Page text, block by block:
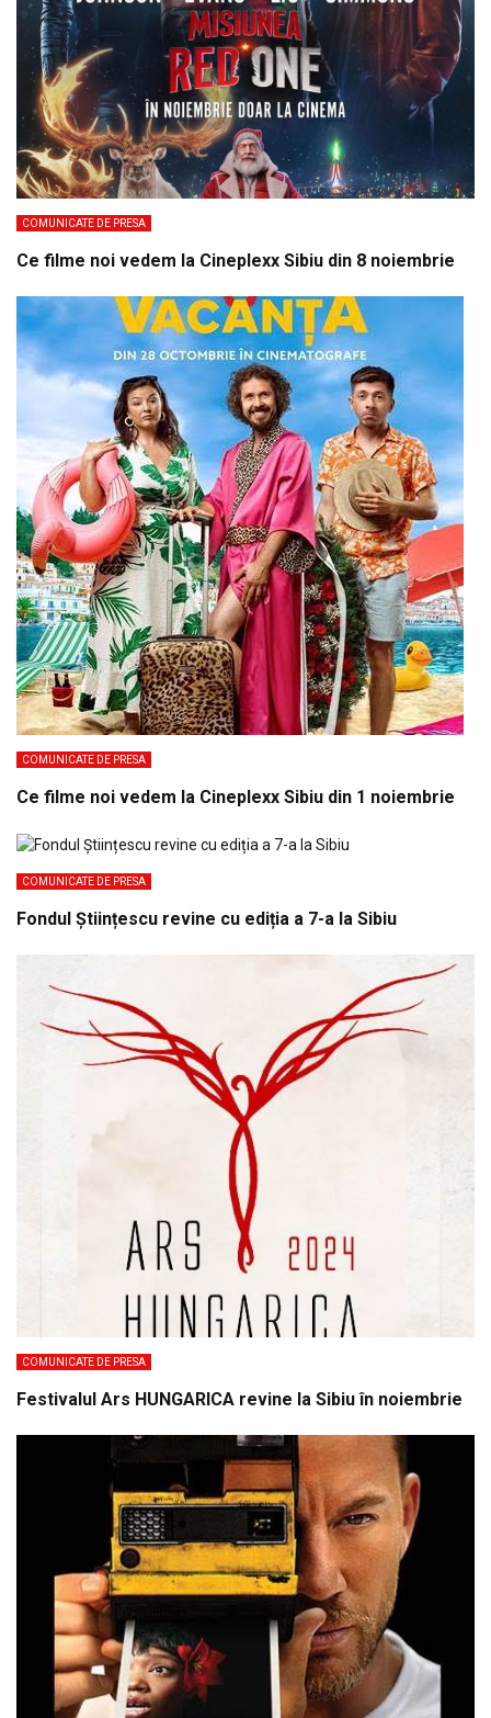
COMUNICATE DE PRESA
Ce filme noi vedem la Cineplexx Sibiu din 8 noiembrie
COMUNICATE DE PRESA
Ce filme noi vedem la Cineplexx Sibiu din 1 noiembrie
COMUNICATE DE PRESA
Fondul Științescu revine cu ediția a 7-a la Sibiu
COMUNICATE DE PRESA
Festivalul Ars HUNGARICA revine la Sibiu în noiembrie